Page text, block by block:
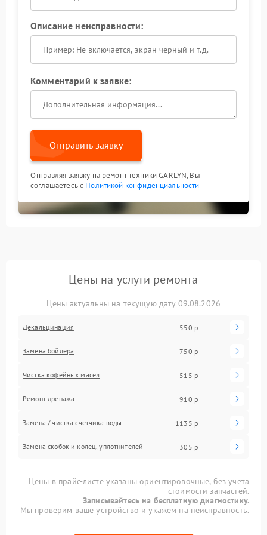
Описание неисправности:
Комментарий к заявке:
Отправить заявку
Отправляя заявку на ремонт техники GARLYN, Вы
соглашаетесь с Политикой конфиденциальности
Цены на услуги ремонта
Цены актуальны на текущую дату 09.08.2026
Декальцинация 550 р
Замена бойлера 750 р
Чистка кофейных масел 515 р
Ремонт дренажа 910 р
Замена / чистка счетчика воды 1135 р
Замена скобок и колец, уплотнителей 305 р
Цены в прайс-листе указаны ориентировочные, без учета
стоимости запчастей.
Записывайтесь на бесплатную диагностику.
Мы проверим ваше устройство и укажем на неисправность.